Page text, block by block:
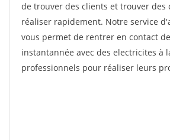
de trouver des clients et trouver des
réaliser rapidement. Notre service
vous permet de rentrer en contact
instantannée avec des electricites à
professionnels pour réaliser leurs